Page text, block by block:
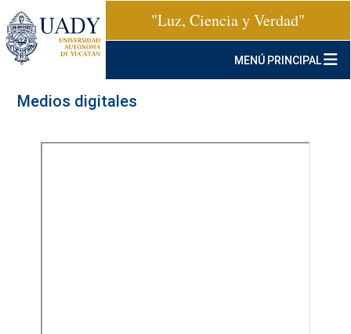
"Luz, Ciencia y Verdad"
MENÚ PRINCIPAL
Medios digitales